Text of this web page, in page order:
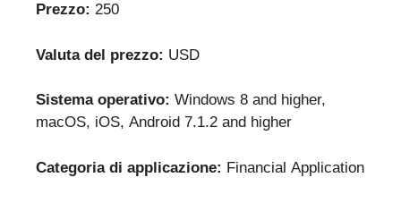
Prezzo: 250
Valuta del prezzo: USD
Sistema operativo: Windows 8 and higher,
macOS, iOS, Android 7.1.2 and higher
Categoria di applicazione: Financial Application